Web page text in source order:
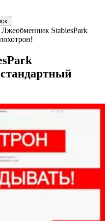
Лжеобменник StablesPark